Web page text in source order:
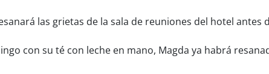
las grietas de la sala de reuniones del hotel antes
con su té con leche en mano, Magda ya habrá